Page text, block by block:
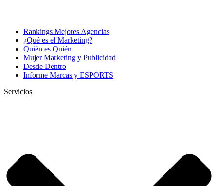
Rankings Mejores Agencias
¿Qué es el Marketing?
Quién es Quién
Mujer Marketing y Publicidad
Desde Dentro
Informe Marcas y ESPORTS
Servicios